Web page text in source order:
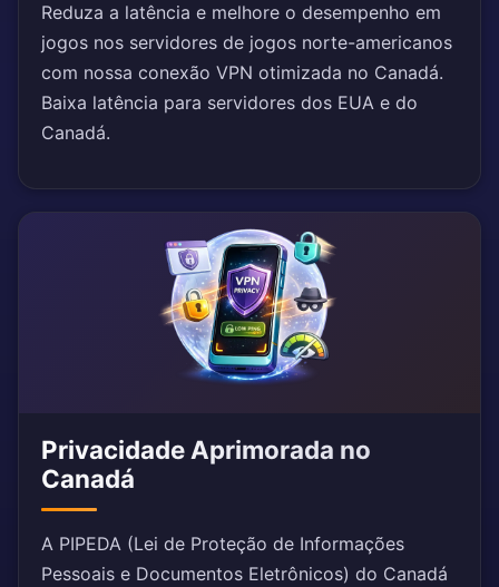
Reduza a latência e melhore o desempenho em
jogos nos servidores de jogos norte-americanos
com nossa conexão VPN otimizada no Canadá.
Baixa latência para servidores dos EUA e do
Canadá.
Privacidade Aprimorada no
Canadá
A PIPEDA (Lei de Proteção de Informações
Pessoais e Documentos Eletrônicos) do Canadá